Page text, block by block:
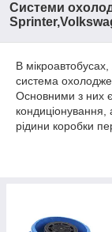
Системи
В мікроавтобусах,
система
Основними з них
рідини коробки
обслуговувати
Mercedes-Benz
усунути будь-які